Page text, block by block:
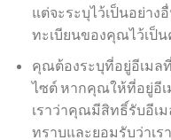
แต่จะระบุไว้เป็นอย่าง
ทะเบียนของคุณไว้เป็
คุณต้องระบุที่อยู่อีเมล
ไซต์ หากคุณให้ที่อยู่อีเ
เราว่าคุณมีสิทธิ์รับอีเ
ทราบและยอมรับว่าเ